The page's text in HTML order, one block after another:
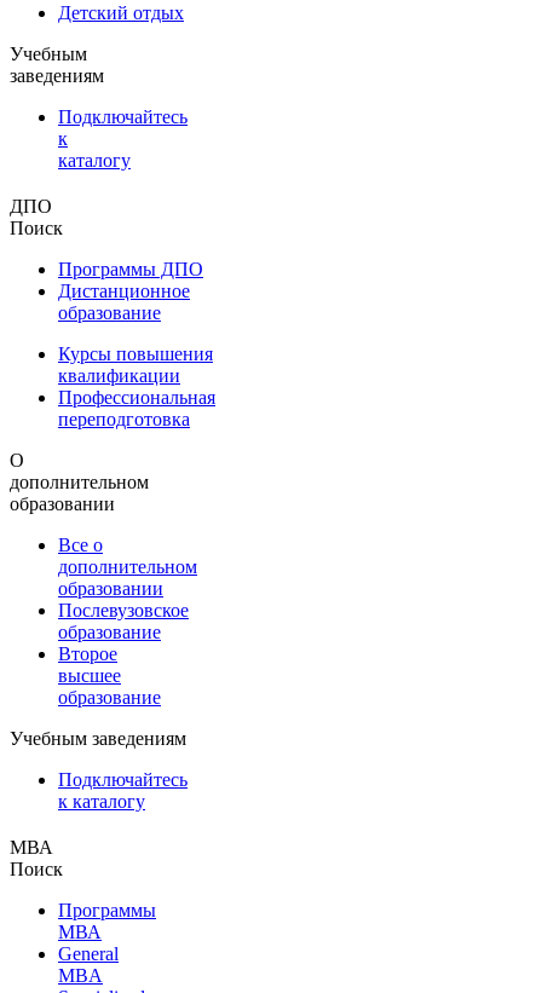
Детский отдых
Учебным
заведениям
Подключайтесь
к
каталогу
ДПО
Поиск
Программы ДПО
Дистанционное
образование
Курсы повышения
квалификации
Профессиональная
переподготовка
О
дополнительном
образовании
Все о
дополнительном
образовании
Послевузовское
образование
Второе
высшее
образование
Учебным заведениям
Подключайтесь
к каталогу
МВА
Поиск
Программы
МВА
General
MBA